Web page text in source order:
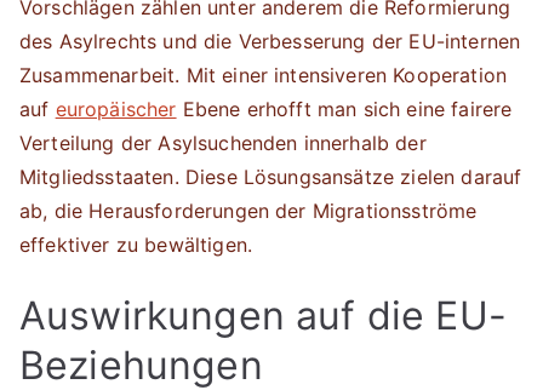
Vorschlägen zählen unter anderem die Reformierung
des Asylrechts und die Verbesserung der EU-internen
Zusammenarbeit. Mit einer intensiveren Kooperation
auf europäischer Ebene erhofft man sich eine fairere
Verteilung der Asylsuchenden innerhalb der
Mitgliedsstaaten. Diese Lösungsansätze zielen darauf
ab, die Herausforderungen der Migrationsströme
effektiver zu bewältigen.
Auswirkungen auf die EU-
Beziehungen